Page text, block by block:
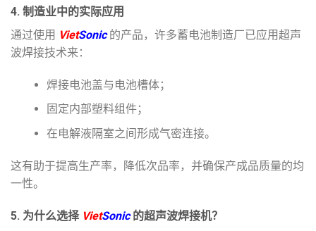
4. 制造业中的实际应用
通过使用 VietSonic的产品，许多蓄电池制造厂已应用超声
波焊接技术来：
焊接电池盖与电池槽体；
固定内部塑料组件；
在电解液隔室之间形成气密连接。
这有助于提高生产率，降低次品率，并确保产成品质量的均
一性。
5. 为什么选择 VietSonic的超声波焊接机？